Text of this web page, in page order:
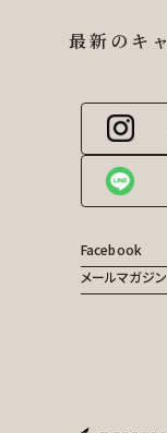
最新のキ
Facebook
メールマガジン